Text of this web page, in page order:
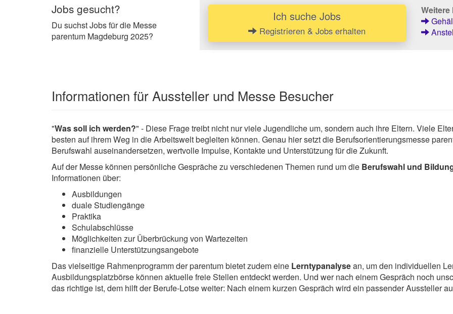
Jobs gesucht?
Du suchst Jobs für die Messe
parentum Magdeburg 2025?
Ich suche Jobs
Registrieren & Jobs erhalten
Informationen für Aussteller und Messe Besucher
"Was soll ich werden?" - Diese Frage treibt nicht nur viele Jugendliche um, sondern auch ihre Eltern. Viele
besten auf ihrem Weg in die Arbeitswelt begleiten können. Genau hier setzt die Berufsorientierungsmesse
Berufswahl auseinandersetzen, wertvolle Impulse, Kontakte und Unterstützung für die Zukunft.
Auf der Messe können persönliche Gespräche zu verschiedenen Themen rund um die Berufswahl und
Informationen über:
Ausbildungen
duale Studiengänge
Praktika
Schulabschlüsse
Möglichkeiten zur Überbrückung von Wartezeiten
finanzielle Unterstützungsangebote
Das vielseitige Rahmenprogramm der parentum bietet zudem eine Lerntypanalysean, um den individuellen
Ausbildungsplatzbörse können aktuelle freie Stellen entdeckt werden. Und wer nach einem Gespräch noch
das richtige ist, dem hilft der Berufe-Lotse weiter: Nach einem kurzen Gespräch wird ein passender Aussteller